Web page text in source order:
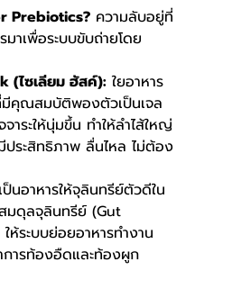
Prebiotics? ความลับอยู่ที่
าเพื่อระบบขับถ่ายโดย
(ไซเลียม ฮัสค์): ใยอาหาร
มีคุณสมบัติพองตัวเป็นเจล
าระให้นุ่มขึ้น ทำให้ลำไส้ใหญ่
ประสิทธิภาพ ลื่นไหล ไม่ต้อง
นอาหารให้จุลินทรีย์ตัวดีใน
มดุลจุลินทรีย์ (Gut
ห้ระบบย่อยอาหารทำงาน
ารท้องอืดและท้องผูก